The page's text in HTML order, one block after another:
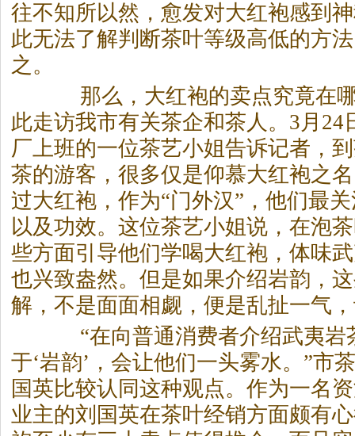
往不知所以然，愈发对大红袍感到
此无法了解判断茶叶等级高低的方
之。
那么，大红袍的卖点究竟在哪
此走访我市有关茶企和茶人。3月24
厂上班的一位茶艺小姐告诉记者，到
茶的游客，很多仅是仰慕大红袍之
过大红袍，作为“门外汉”，他们最
以及功效。这位茶艺小姐说，在泡茶
些方面引导他们学喝大红袍，体味
也兴致盎然。但是如果介绍岩韵，
解，不是面面相觑，便是乱扯一气
“在向普通消费者介绍武夷岩
于‘岩韵’，会让他们一头雾水。”市茶
国英比较认同这种观点。作为一名
业主的刘国英在茶叶经销方面颇有